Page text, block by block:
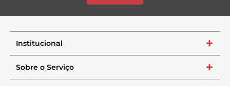
Institucional +
Sobre o Serviço +